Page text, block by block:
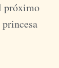
próximo